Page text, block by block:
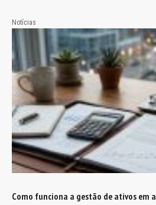
Notícias
Como funciona a gestão de ativos em